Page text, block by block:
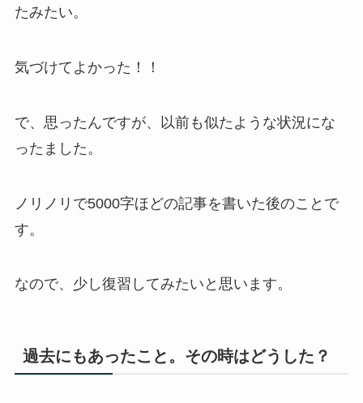
たみたい。
気づけてよかった！！
で、思ったんですが、以前も似たような状況にな
ったました。
ノリノリで5000字ほどの記事を書いた後のことで
す。
なので、少し復習してみたいと思います。
過去にもあったこと。その時はどうした？